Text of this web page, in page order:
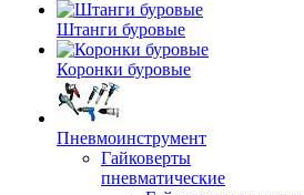
Штанги буровые
Коронки буровые
Пневмоинструмент
Гайковерты
пневматические